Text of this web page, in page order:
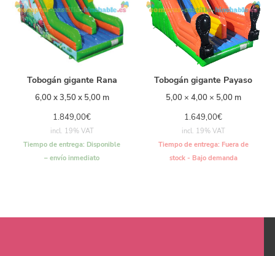
Tobogán gigante Rana
6,00 x 3,50 x 5,00 m
1.849,00€
incl. 19% VAT
Tiempo de entrega: Disponible
– envío inmediato
Tobogán gigante Payaso
5,00 × 4,00 × 5,00 m
1.649,00€
incl. 19% VAT
Tiempo de entrega: Fuera de
stock - Bajo demanda